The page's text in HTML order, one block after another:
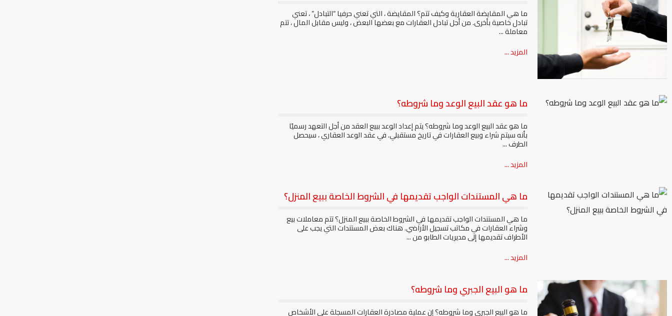
ما هي المقايضة العقارية وكيف تتم؟ المقايضة ، التي تعني حرفيا “التبادل” ، تعني
تبادل خاصية بأخرى. من أجل تبادل العقارات مع بعضها البعض ، وليس مقابل المال ، تتم
معاملة ...
المزيد ...
ما هو عقد البيع الوعد وما شروطه؟
ما هو عقد البيع الوعد وما شروطه؟ يتم إعداد الوعد ببيع العقد من أجل التعهد رسميًا
بأنه سيتم شراء وبيع العقارات في تاريخ مستقبلي. في عقد الوعد العقاري ، سيحصل
الطرف ...
المزيد ...
ما هي المستندات الواجب تقديمها في الشروط الخاصة ببيع المنزل؟
ما هي المستندات الواجب تقديمها في الشروط الخاصة ببيع المنزل؟ تتم معاملات بيع
وشراء العقارات في مكاتب تسجيل الأراضي. هناك بعض المستندات التي يجب على
الأطراف تقديمها إلى مديريات الطابو من ...
المزيد ...
ما هو البيع الجبري وما شروطه؟
ما هو البيع الجبري وما شروطه؟ إن عملية مصادرة العقارات المسجلة على الأشخاص